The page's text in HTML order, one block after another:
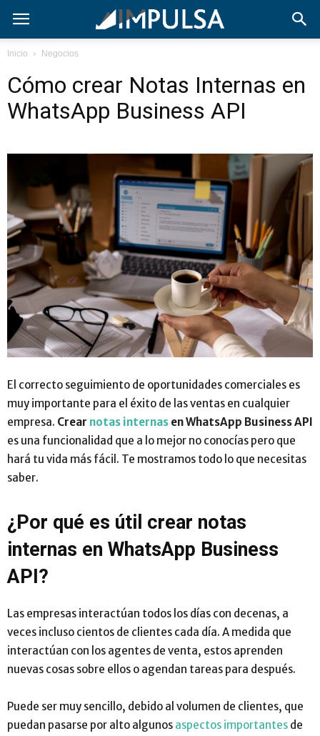
Inicio Negocios
Cómo crear Notas Internas en
WhatsApp Business API
El correcto seguimiento de oportunidades comerciales es
muy importante para el éxito de las ventas en cualquier
empresa. Crear notas internas en WhatsApp Business API
es una funcionalidad que a lo mejor no conocías pero que
hará tu vida más fácil. Te mostramos todo lo que necesitas
saber.
¿Por qué es útil crear notas
internas en WhatsApp Business
API?
Las empresas interactúan todos los días con decenas, a
veces incluso cientos de clientes cada día. A medida que
interactúan con los agentes de venta, estos aprenden
nuevas cosas sobre ellos o agendan tareas para después.
Puede ser muy sencillo, debido al volumen de clientes, que
puedan pasarse por alto algunos aspectos importantes de